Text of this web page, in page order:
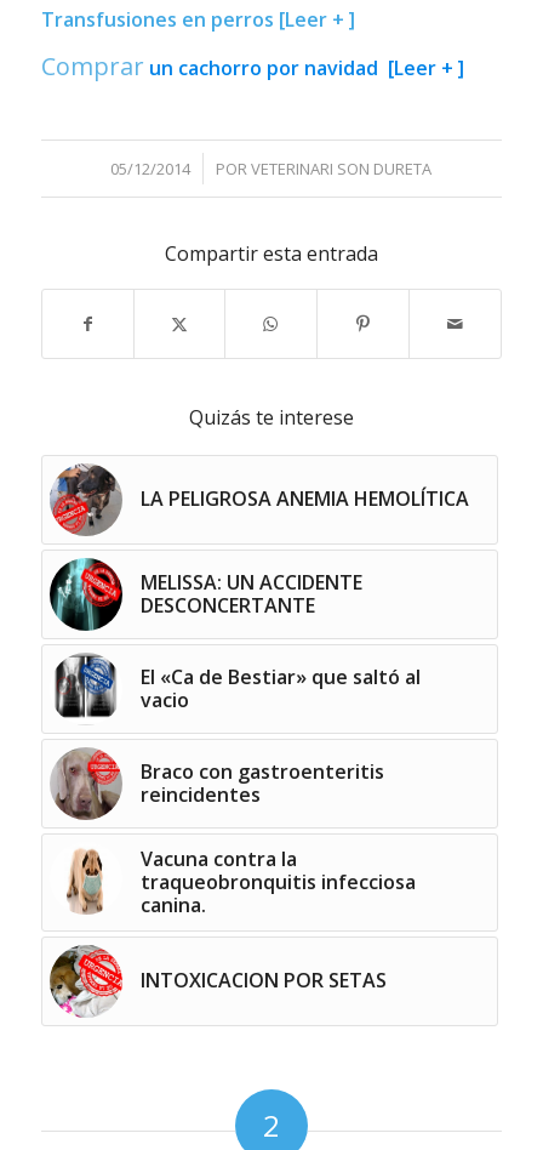
Transfusiones en perros [Leer + ]
Comprar un cachorro por navidad [Leer + ]
05/12/2014
/ PORVETERINARI SON DURETA
Compartir esta entrada
Quizás te interese
LA PELIGROSA ANEMIA HEMOLÍTICA
MELISSA: UN ACCIDENTE
DESCONCERTANTE
El «Ca de Bestiar» que saltó al
vacio
Braco con gastroenteritis
reincidentes
Vacuna contra la
traqueobronquitis infecciosa
canina.
INTOXICACION POR SETAS
2